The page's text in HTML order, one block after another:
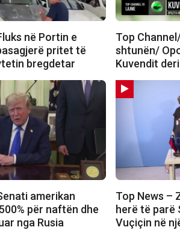
në Portin e
pritet të
bregdetar
Top
shtunën/
Kuvendit
amerikan
për naftën dhe
nga Rusia
Top News –
herë të parë
Vuçiçin në